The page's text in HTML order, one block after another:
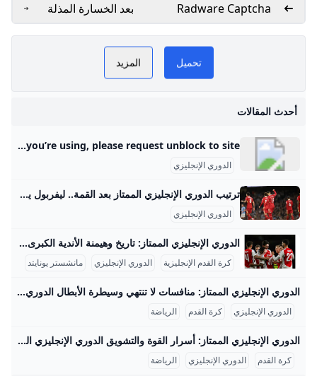
Radware Captcha
Page
بعد الخسارة المذلة
للريدز .. تعرف على
ترتيب الدوري...
بريميرليج اليوم
الدوري
ليفربول
وكمان
يونايتد
المكان
الأخبار،
وكمان
وأكثر في
أجواء
بيوم.
تحميل المزيد
أحدث المقالات
Radware Captcha Page …but your activity and behavior on this site made us think that you are a bot. Note: A number of things could be going on here. If you are attempting to access this site using an anonymous Private/Proxy network, please disable that and try accessing site again. Due to previously detected malicious behavior which originated from the network you’re using, please request unblock to site.
الدوري الإنجليزي
ترتيب الدوري الإنجليزي الممتاز بعد القمة.. ليفربول يقترب أكثر من حسم ا� سقطت الستار في الجولة السادسة والعشرين من الدوري الإنجليزي الممتاز ، مساء الأحد ، مع مواجهة نارية بين فرق مانشستر سيتي وفرق ليفربول. شارك على فيسبوكشارك على تويترشارك على واتسابشارك على تيليجرام سقطت الستار في الجولة السادسة والعشرين من الدوري الإنجليزي الممتاز ، مساء الأحد ، مع مواجهة نارية بين فرق مانشستر سيتي وفرق ليفربول. فاز فريق ليفربول بفوزه على نظيره في مانشستر سيتي ، مع هدفين دون رد ، في المباراة التي جمعتهم مساء الأحد ، على ملعب “ittihad” ، في قمة مسابقات الدوري الإنجليزي الممتاز.
الدوري الإنجليزي
الدوري الإنجليزي الممتاز: تاريخ وهيمنة الأندية الكبرى الدوري الإنجليزي الممتاز هو علامة فارقة في تاريخ كرة القدم الإنجليزية، حيث تم تأسيسه رسميًا في 20 فبراير عام 1992، بعد قرار أندية الدرجة الأولى الانفصال عن دوري الدرجة الأولى الذي تأسس عام 1888. جاء هذا القرار استجابةً لرغبة الأندية في الاستفادة من صفقات البث التلفزيوني المربحة وتحقيق استقلالية أكبر في إدارة شؤون كرة القدم، مما أدى إلى تأسيس مسابقة جديدة أصبحت منذ ذلك الحين أعلى مستوى لكرة القدم في إنجلترا.
كرة القدم الإنجليزية الدوري الإنجليزي مانشستر يونايتد
الدوري الإنجليزي الممتاز: منافسات لا تنتهي وسيطرة الأبطال الدوري الإنجليزي الممتاز هو الدوري الأعلى في نظام كرة القدم الإنجليزية، تأسس عام 1992 بعد انفصال أندية الدرجة الأولى عن الدوري الإنجليزي القديم الذي أسس عام 1888. يشارك في الدوري الحالي 20 فريقًا، يلعب كل فريق 38 مباراة خلال موسم يمتد من أغسطس إلى مايو، بإجمالي 380 مباراة في الموسم. يشتهر الدوري بطابعه التنافسي الشديد وبكونه الأكثر مشاهدة عالميًا، حيث حققت أندية الدوري مجتمعة إيرادات بلغت 1.93 مليار دولار في موسم 2007-2008 فقط، مما يعكس قوة وجاذبية هذا الدوري في مجال حقوق البث التجاري والاقتصادي.
الدوري الإنجليزي كرة القدم
الدوري الإنجليزي الممتاز: أسرار القوة والتشويق الدوري الإنجليزي الممتاز هو من أشهر البطولات الكروية في العالم، حيث يُعتبر الأكثر مشاهدة عبر القارات. تأسس الدوري في عام 1992 بعد انفصال الأندية الكبيرة عن دوري الدرجة الأولى الإنجليزي، وضم في البداية 22 فريقًا ثم انخفض العدد لاحقًا إلى 20 فريقًا. يبلغ متوسط حضور المباريات الجماهيري حوالي 39,000 متفرج لكل مباراة، مما يجعله الدوري الأعلى حضورًا في أوروبا. وفقًا للإحصائيات، يصل عدد مشاهدي الدوري في التلفاز إلى أكثر من 4 مليارات شخص سنويًا، ما يبرز شعبيته العالمية الهائلة.
كرة القدم الدوري الإنجليزي